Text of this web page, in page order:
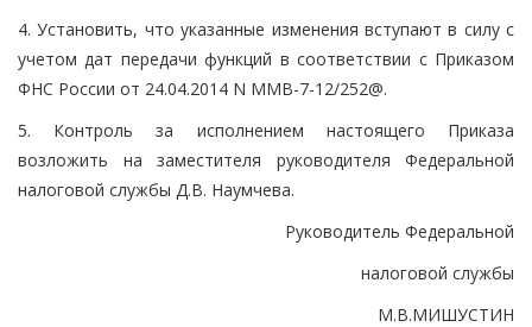
4. Установить, что указанные изменения вступают в силу с
учетом дат передачи функций в соответствии с Приказом
ФНС России от 24.04.2014 N ММВ-7-12/252@.
5. Контроль за исполнением настоящего Приказа
возложить на заместителя руководителя Федеральной
налоговой службы Д.В. Наумчева.
Руководитель Федеральной
налоговой службы
М.В.МИШУСТИН